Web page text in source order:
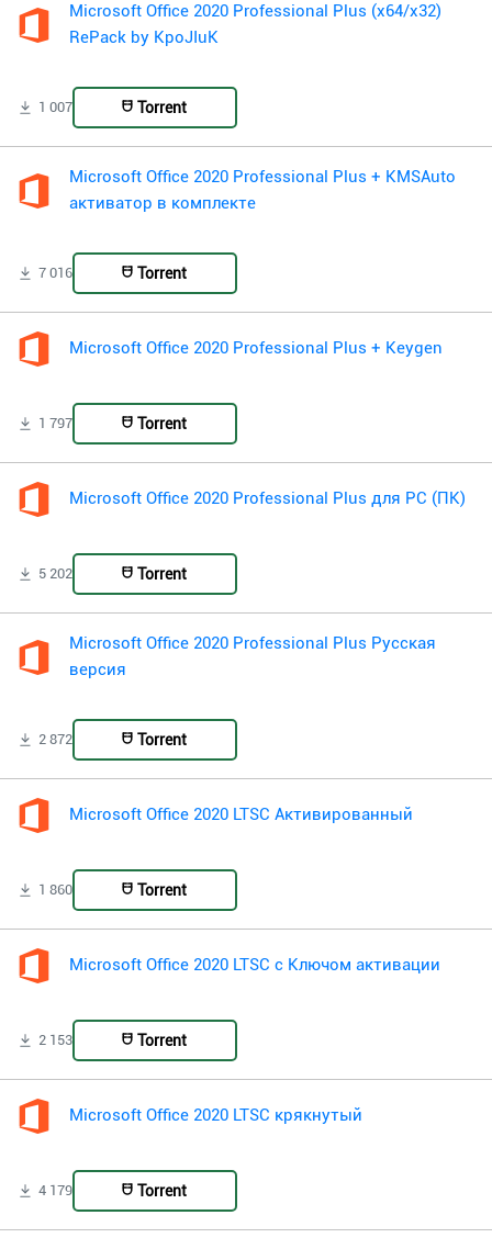
Microsoft Office 2020 Professional Plus (x64/x32)
RePack by KpoJIuK
1 007 Torrent
Microsoft Office 2020 Professional Plus + KMSAuto
активатор в комплекте
7 016 Torrent
Microsoft Office 2020 Professional Plus + Keygen
1 797 Torrent
Microsoft Office 2020 Professional Plus для PC (ПК)
5 202 Torrent
Microsoft Office 2020 Professional Plus Русская
версия
2 872 Torrent
Microsoft Office 2020 LTSC Активированный
1 860 Torrent
Microsoft Office 2020 LTSC с Ключом активации
2 153 Torrent
Microsoft Office 2020 LTSC крякнутый
4 179 Torrent